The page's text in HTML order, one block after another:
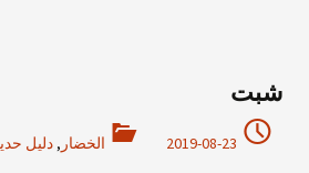
شبت
2019-08-23 الخضار ,دليل